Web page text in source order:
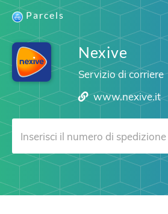
Parcels
Nexive
Servizio di corriere
www.nexive.it